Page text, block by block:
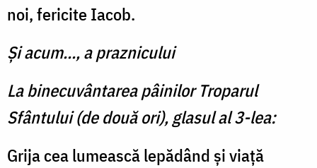
noi, fericite Iacob.
Şi acum..., a praznicului
La binecuvântarea pâinilor Troparul
Sfântului (de două ori), glasul al 3-lea:
Grija cea lumească lepă­dând şi viaţă